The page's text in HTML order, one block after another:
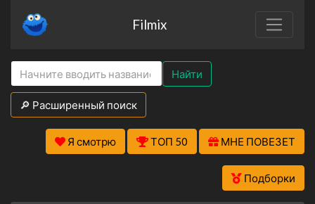
Filmix
Найти
🔎 Расширенный поиск
Я смотрю ТОП 50 МНЕ ПОВЕЗЕТ
Подборки